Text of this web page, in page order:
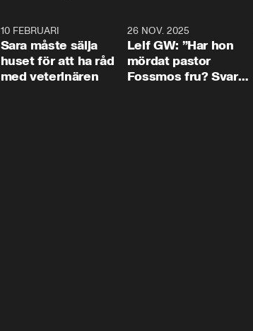
10 FEBRUARI
Sara måste sälja
huset för att ha råd
med veterinären
26 NOV. 2025
Leif GW: ”Har hon
mördat pastor
Fossmos fru? Svar